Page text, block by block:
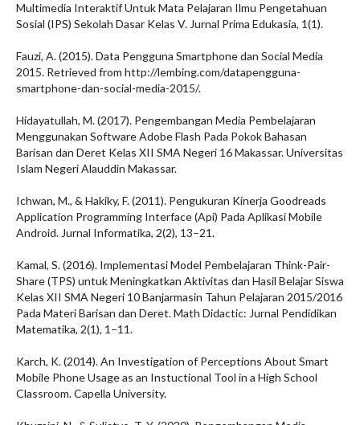
Multimedia Interaktif Untuk Mata Pelajaran Ilmu Pengetahuan
Sosial (IPS) Sekolah Dasar Kelas V. Jurnal Prima Edukasia, 1(1).
Fauzi, A. (2015). Data Pengguna Smartphone dan Social Media
2015. Retrieved from http://lembing.com/datapengguna-
smartphone-dan-social-media-2015/.
Hidayatullah, M. (2017). Pengembangan Media Pembelajaran
Menggunakan Software Adobe Flash Pada Pokok Bahasan
Barisan dan Deret Kelas XII SMA Negeri 16 Makassar. Universitas
Islam Negeri Alauddin Makassar.
Ichwan, M., & Hakiky, F. (2011). Pengukuran Kinerja Goodreads
Application Programming Interface (Api) Pada Aplikasi Mobile
Android. Jurnal Informatika, 2(2), 13–21.
Kamal, S. (2016). Implementasi Model Pembelajaran Think-Pair-
Share (TPS) untuk Meningkatkan Aktivitas dan Hasil Belajar Siswa
Kelas XII SMA Negeri 10 Banjarmasin Tahun Pelajaran 2015/2016
Pada Materi Barisan dan Deret. Math Didactic: Jurnal Pendidikan
Matematika, 2(1), 1–11.
Karch, K. (2014). An Investigation of Perceptions About Smart
Mobile Phone Usage as an Instuctional Tool in a High School
Classroom. Capella University.